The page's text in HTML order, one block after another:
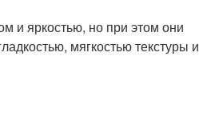
и яркостью, но при этом они
мягкостью текстуры и